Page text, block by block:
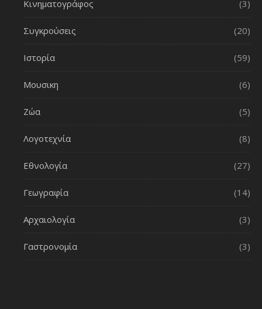
Κινηματογράφος (3)
Συγκρούσεις (20)
Ιστορία (59)
Μουσικη (6)
Ζώα (5)
Λογοτεχνία (8)
Εθνολογία (27)
Γεωγραφία (14)
Αρχαιολογία (3)
Γαστρονομία (3)